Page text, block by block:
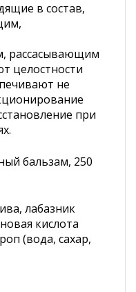
в состав,
рассасывающим
целостности
не
при
бальзам, 250
лабазник
кислота
(вода, сахар,